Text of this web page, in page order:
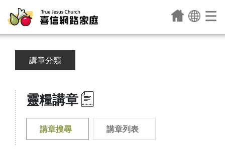
講章分類
靈糧講章
講章搜尋 講章列表